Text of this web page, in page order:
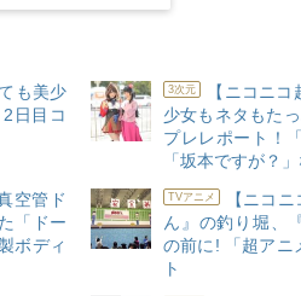
も美少
日目コ
3次元
【ニコニ
少女もネタもた
プレレポート！
「坂本ですが？
空管ド
「ドー
ボディ
TVアニメ
【ニコ
ん』の釣り堀、
の前に! 「超アニ
ト